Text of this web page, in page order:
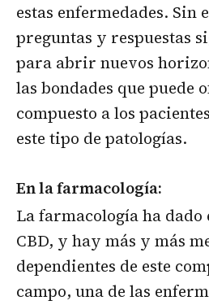
estas enfermedades. Sin
preguntas y respuestas
para abrir nuevos
las bondades que puede
compuesto a los
este tipo de patologías.
En la farmacología:
La farmacología ha
CBD, y hay más y más
dependientes de este
campo, una de las